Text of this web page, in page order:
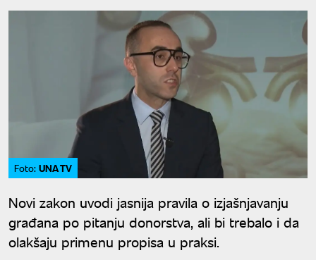
Foto: UNA TV
Novi zakon uvodi jasnija pravila o izjašnjavanju
građana po pitanju donorstva, ali bi trebalo i da
olakšaju primenu propisa u praksi.